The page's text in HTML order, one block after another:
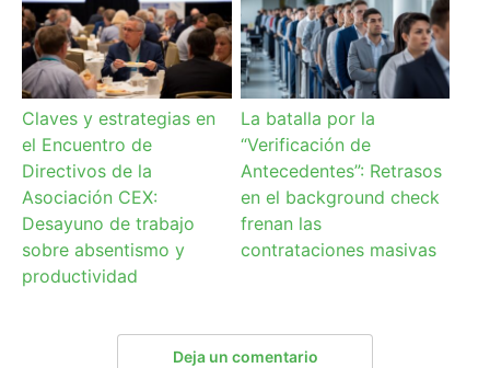
Claves y estrategias en
el Encuentro de
Directivos de la
Asociación CEX:
Desayuno de trabajo
sobre absentismo y
productividad
La batalla por la
“Verificación de
Antecedentes”: Retrasos
en el background check
frenan las
contrataciones masivas
Deja un comentario